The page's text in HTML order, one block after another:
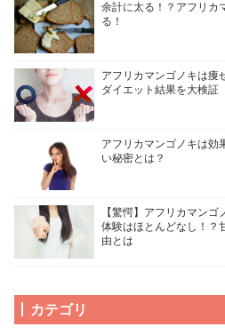
余計に太る！？アフリカ
る！
アフリカマンゴノキは痩
ダイエット結果を大検証
アフリカマンゴノキは効
い秘密とは？
【驚愕】アフリカマン
体験はほとんどなし！？
由とは
カテゴリ